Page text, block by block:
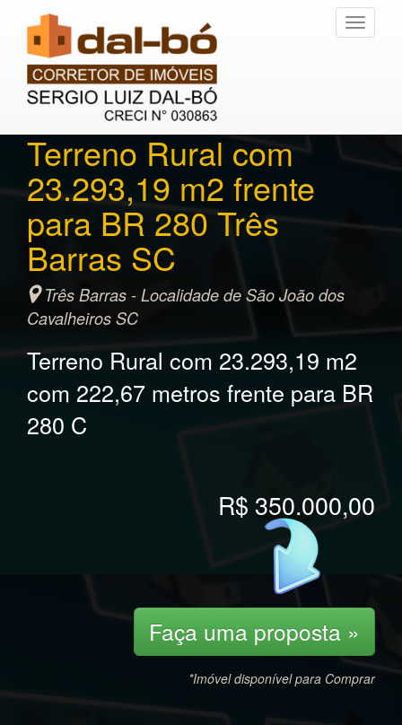
Toggle
Terreno Rural com
23.293,19 m2 frente
para BR 280 Três
Barras SC
Três Barras - Localidade de São João dos
Cavalheiros SC
Terreno Rural com 23.293,19 m2
com 222,67 metros frente para BR
280 C
R$ 350.000,00
Faça uma proposta »
*Imóvel disponível para Comprar